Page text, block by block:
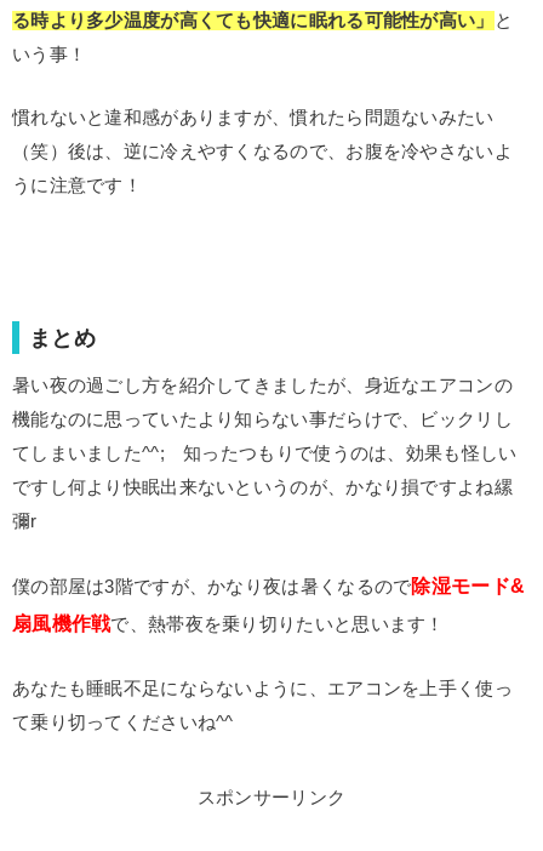
る時より多少温度が高くても快適に眠れる可能性が高い」
と
いう事！
慣れないと違和感がありますが、慣れたら問題ないみたい
（笑）後は、逆に冷えやすくなるので、お腹を冷やさないよ
うに注意です！
まとめ
暑い夜の過ごし方を紹介してきましたが、身近なエアコンの
機能なのに思っていたより知らない事だらけで、ビックリし
てしまいました^^; 知ったつもりで使うのは、効果も怪しい
ですし何より快眠出来ないというのが、かなり損ですよね縲
彌r
僕の部屋は3階ですが、かなり夜は暑くなるので除湿モード&
扇風機作戦で、熱帯夜を乗り切りたいと思います！
あなたも睡眠不足にならないように、エアコンを上手く使っ
て乗り切ってくださいね^^
スポンサーリンク